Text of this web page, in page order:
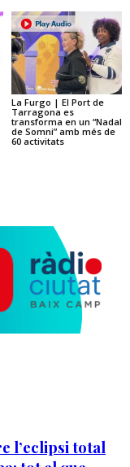
La Furgo | El Port de
Tarragona es
transforma en un “Nadal
de Somni” amb més de
60 activitats